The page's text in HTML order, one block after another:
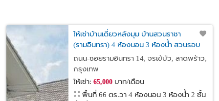
ให้เช่าบ้านเดี่ยวหลังมุม บ้านสวนราชา
(รามอินทรา) 4 ห้องนอน 3 ห้องน้ำ สวนรอบ
บ้าน เฟอร์นิเจอร์ครบ พร้อมเข้าอยู่
ถนน-ซอยรามอินทรา 14, จรเข้บัว, ลาดพร้าว,
กรุงเทพ
ให้เช่า: 65,000บาท/เดือน
พื้นที่ 66 ตร.วา 4 ห้องนอน 3 ห้องน้ำ 2 ชั้น